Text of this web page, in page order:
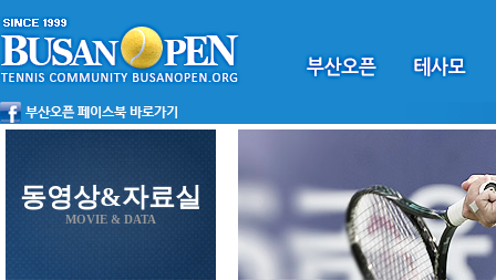
동영상&자료실
MOVIE & DATA